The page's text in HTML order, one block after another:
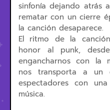
sinfonía dejando atrás
rematar con un cierre
la canción desaparece.
El ritmo de la
honor al punk,
engancharnos con la
nos transporta a un
espectadores con
música.